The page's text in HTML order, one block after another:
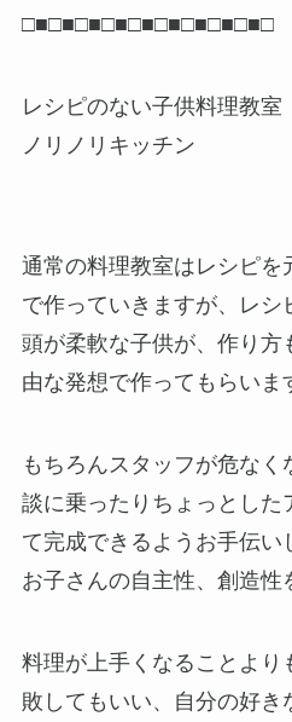
□■□■□■□■□■□■□■□■□■□
レシピのない子供料理教室
ノリノリキッチン
通常の料理教室はレシピを
で作っていきますが、レシ
頭が柔軟な子供が、作り方
由な発想で作ってもらいま
もちろんスタッフが危な
談に乗ったりちょっとした
て完成できるようお手伝い
お子さんの自主性、創造性
料理が上手くなることより
敗してもいい、自分の好き